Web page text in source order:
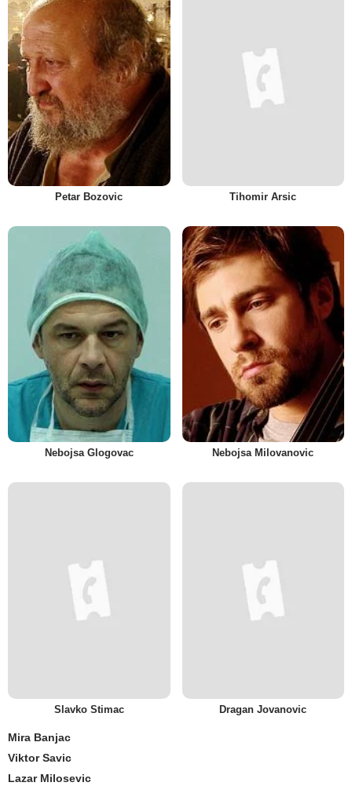
Petar Bozovic Tihomir Arsic
Nebojsa Glogovac Nebojsa Milovanovic
Slavko Stimac Dragan Jovanovic
Mira Banjac
Viktor Savic
Lazar Milosevic